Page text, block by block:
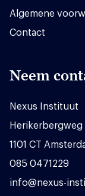
Algemene
Contact
Neem
Nexus Instituut
Herikerbergweg
1101 CT
085 0471229
info@nexus-